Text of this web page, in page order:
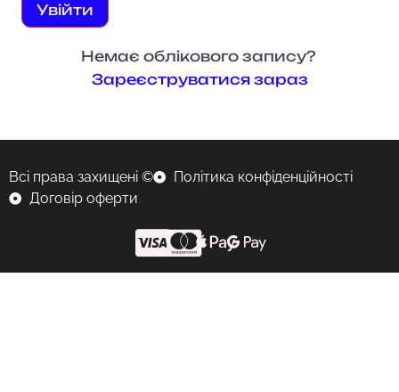
Увійти
Немає облікового запису?
Зареєструватися зараз
Всі права захищені ©
Політика конфіденційності
Договір оферти